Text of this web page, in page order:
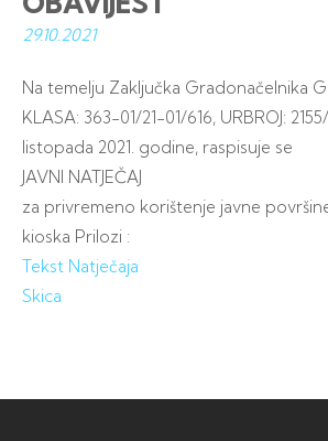
29.10.2021
Na temelju Zaključka Gradonačelnika
KLASA: 363-01/21-01/616, URBROJ:
listopada 2021. godine, raspisuje se
JAVNI NATJEČAJ
za privremeno korištenje javne
kioska Prilozi :
Tekst Natječaja
Skica